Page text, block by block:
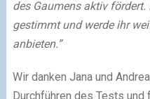
des Gaumens aktiv
gestimmt und werde ihr
anbieten.”
Wir danken Jana und
Durchführen des Tests und